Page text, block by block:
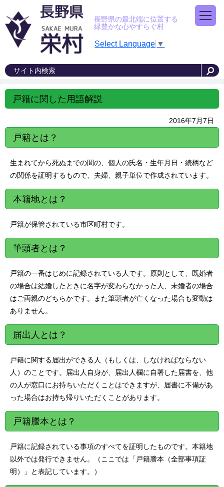
長野県の最北端に位置する
緑豊かな心やすらぐ村
Select Language ▼
戸籍に関した用語解説
2016年7月7日
戸籍とは？
生まれてから死ぬまでの間の、個人の氏名・生年月日・続柄など
の関係を証明するもので、夫婦、親子単位で作成されています。
本籍地とは？
戸籍が保管されている市区町村です。
筆頭者とは？
戸籍の一番はじめに記録されている人です。原則として、既婚者
の場合は結婚したときに名字が変わらなかった人、未婚者の場合
はご両親のどちらかです。また筆頭者が亡くなった場合も変動は
ありません。
届出人とは？
戸籍に関する届出ができる人（もしくは、しなければならない
人）のことです。届出人自身が、届出人欄に自署した届書を、他
の人が窓口にお持ちいただくことはできますが、届書に不備があ
った場合はお持ち帰りいただくことがあります。
戸籍謄本とは？
戸籍に記録されている事項のすべてを証明したものです。本籍地
以外では発行できません。（ここでは「戸籍謄本（全部事項証
明）」と表記しています。）